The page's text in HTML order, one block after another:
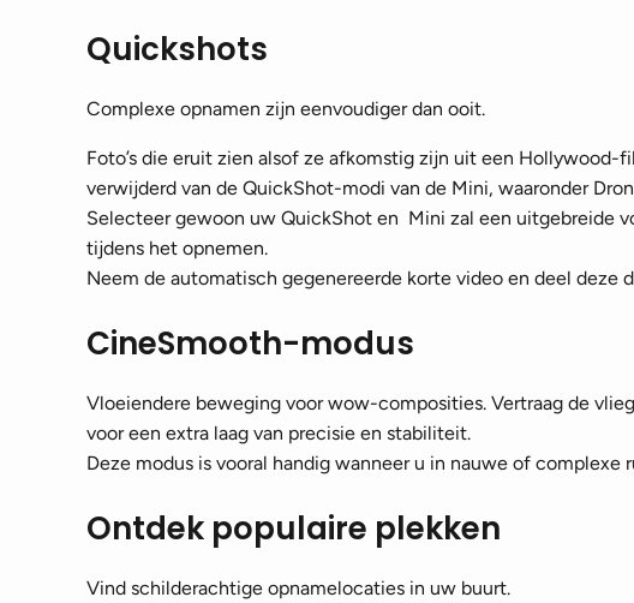
Quickshots
Complexe opnamen zijn eenvoudiger dan ooit.
Foto’s die eruit zien alsof ze afkomstig zijn uit een Hollywood-
verwijderd van de QuickShot-modi van de Mini, waaronder
Selecteer gewoon uw QuickShot en Mini zal een uitgebreide
tijdens het opnemen.
Neem de automatisch gegenereerde korte video en deel deze
CineSmooth-modus
Vloeiendere beweging voor wow-composities. Vertraag de
voor een extra laag van precisie en stabiliteit.
Deze modus is vooral handig wanneer u in nauwe of complexe
Ontdek populaire plekken
Vind schilderachtige opnamelocaties in uw buurt.